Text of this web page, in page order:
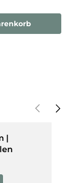
Vorherige
|